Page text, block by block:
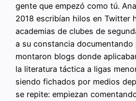
gente que empezó como tú.
2018 escribían hilos en Twitter
academias de clubes de
a su constancia
montaron blogs donde
la literatura táctica a ligas
siendo fichados por medios
se repite: empiezan